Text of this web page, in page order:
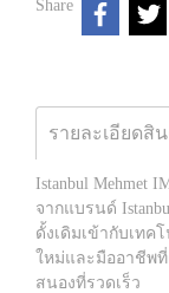
Share
รายละเอียดสิ
​Istanbul Mehmet
จากแบรนด์
ดั้งเดิมเข้ากับเทค
ใหม่และมืออาชีพ
สนองที่รวดเร็ว